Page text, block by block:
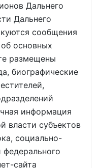
Дальнего
Дальнего
сообщения
основных
размещены
биографические
информация
власти субъектов
социально-
федерального
сайта